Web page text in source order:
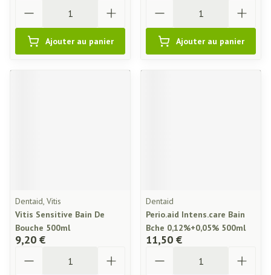
Ajouter au panier Ajouter au panier
Dentaid, Vitis
Vitis Sensitive Bain De
Bouche 500ml
9,20 €
Dentaid
Perio.aid Intens.care Bain
Bche 0,12%+0,05% 500ml
11,50 €